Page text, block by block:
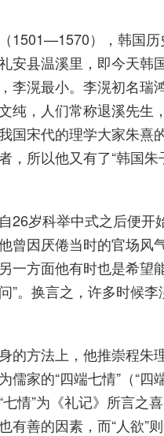
1501—1570），韩国历
安县温溪里，即今天韩
李滉最小。李滉初名瑞
纯，人们常称退溪先生
国宋代的理学大家朱熹
，所以他又有了“韩国朱
26岁科举中式之后便开
曾因厌倦当时的官场风
一方面他有时也是希望
”。换言之，许多时候
的方法上，他推崇程朱
儒家的“四端七情”（“
七情”为《礼记》所言之
有善的因素，而“人欲”